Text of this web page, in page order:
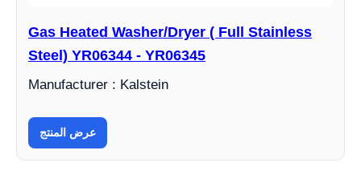
Gas Heated Washer/Dryer ( Full Stainless
Steel) YR06344 - YR06345
Manufacturer : Kalstein
عرض المنتج